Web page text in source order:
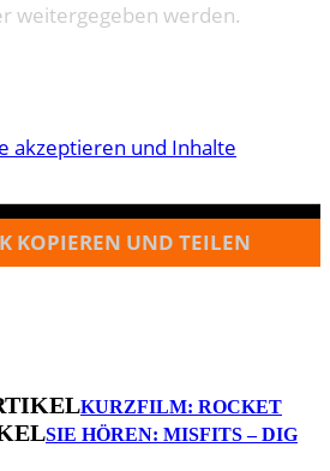
weitergegeben werden.
akzeptieren und Inhalte
KOPIEREN UND TEILEN
KURZFILM: ROCKET
SIE HÖREN: MISFITS – DIG